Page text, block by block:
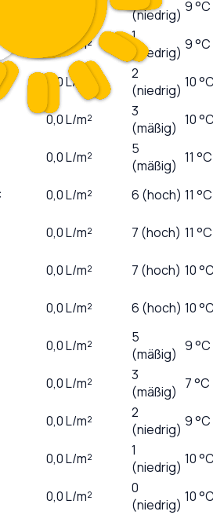
(niedrig) 9 °C
L/m²
1
(niedrig) 9 °C
0,0L/m²
2
(niedrig) 10
0,0L/m²
3
(mäßig) 10
0,0L/m²
5
(mäßig) 11 °C
0,0L/m² 6 (hoch) 11 °C
0,0L/m² 7 (hoch) 11 °C
0,0L/m² 7 (hoch) 10
0,0L/m² 6 (hoch) 10
0,0L/m²
5
(mäßig) 9 °C
0,0L/m²
3
(mäßig) 7 °C
0,0L/m²
2
(niedrig) 9 °C
0,0L/m²
1
(niedrig) 10
0,0L/m²
0
(niedrig) 10